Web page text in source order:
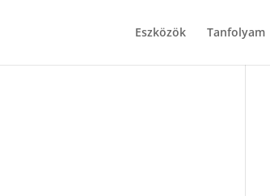
Eszközök Tanfolyam